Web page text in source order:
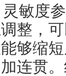
敏度
整，
够缩
连贯